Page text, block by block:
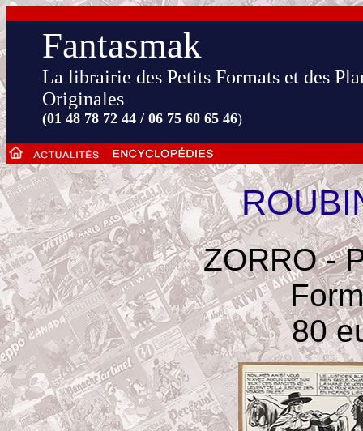
Fantasmak
La librairie des Petits Formats et des
Originales
(01 48 78 72 44 / 06 75 60 65 46)
ZORRO -
80